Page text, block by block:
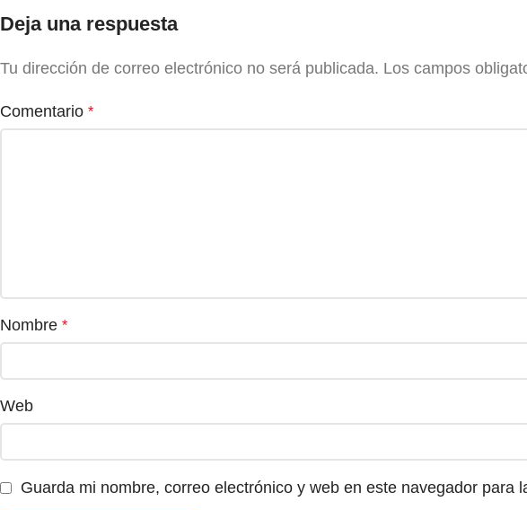
Deja una respuesta
Tu dirección de correo electrónico no será publicada. Los campos
Comentario *
Nombre *
Web
Guarda mi nombre, correo electrónico y web en este navegador para